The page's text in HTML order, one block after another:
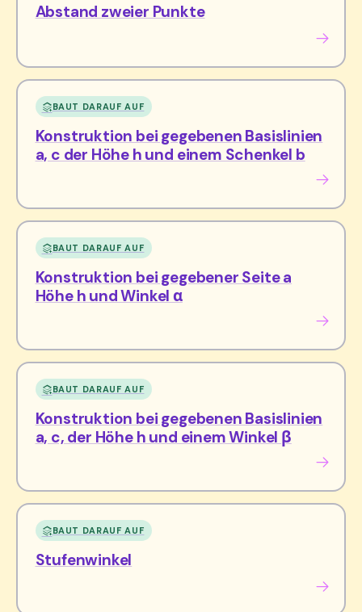
Abstand zweier Punkte
BAUT DARAUF AUF
Konstruktion bei gegebenen Basislinien
a, c der Höhe h und einem Schenkel b
BAUT DARAUF AUF
Konstruktion bei gegebener Seite a
Höhe h und Winkel α
BAUT DARAUF AUF
Konstruktion bei gegebenen Basislinien
a, c, der Höhe h und einem Winkel β
BAUT DARAUF AUF
Stufenwinkel